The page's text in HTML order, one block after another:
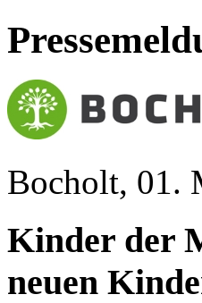
Bocholt, 01.
Kinder der
neuen